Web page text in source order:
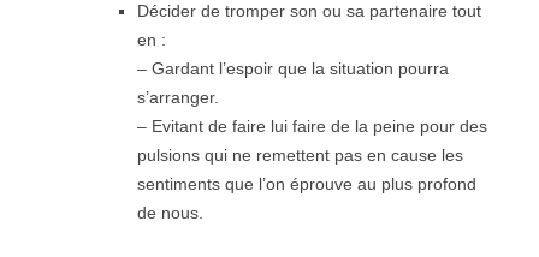
Décider de tromper son ou sa partenaire tout
en :
– Gardant l’espoir que la situation pourra
s’arranger.
– Evitant de faire lui faire de la peine pour des
pulsions qui ne remettent pas en cause les
sentiments que l’on éprouve au plus profond
de nous.